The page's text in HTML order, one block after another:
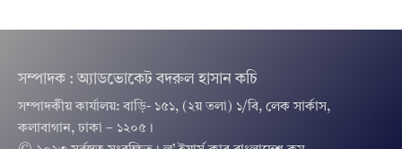
সম্পাদক : অ্যাডভোকেট বদরুল হাসান কচি
সম্পাদকীয় কার্যালয়: বাড়ি- ১৫১, (২য় তলা) ১/বি, লেক সার্কাস,
কলাবাগান, ঢাকা – ১২০৫।